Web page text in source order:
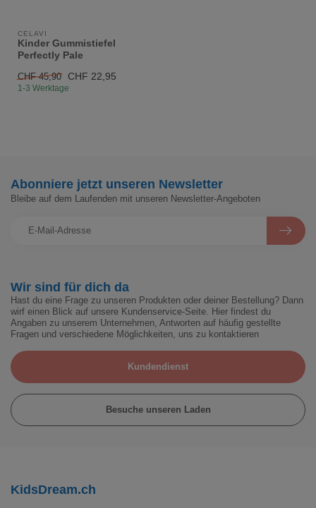
CELAVI
Kinder Gummistiefel
Perfectly Pale
CHF 45,90 CHF 22,95
1-3 Werktage
Wir sind für dich da
Hast du eine Frage zu unseren Produkten oder deiner Bestellung? Dann
wirf einen Blick auf unsere Kundenservice-Seite. Hier findest du
Angaben zu unserem Unternehmen, Antworten auf häufig gestellte
Fragen und verschiedene Möglichkeiten, uns zu kontaktieren
Kundendienst
Besuche unseren Laden
Abonniere jetzt unseren Newsletter
Bleibe auf dem Laufenden mit unseren Newsletter-Angeboten
KidsDream.ch